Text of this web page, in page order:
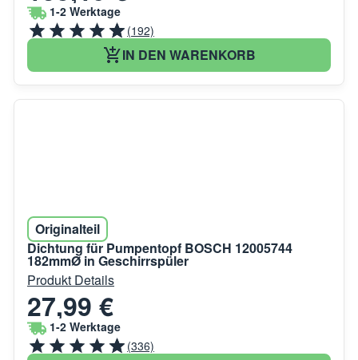
1-2 Werktage
(192)
IN DEN WARENKORB
Originalteil
Dichtung für Pumpentopf BOSCH 12005744
182mmØ in Geschirrspüler
Produkt Details
27,99 €
1-2 Werktage
(336)